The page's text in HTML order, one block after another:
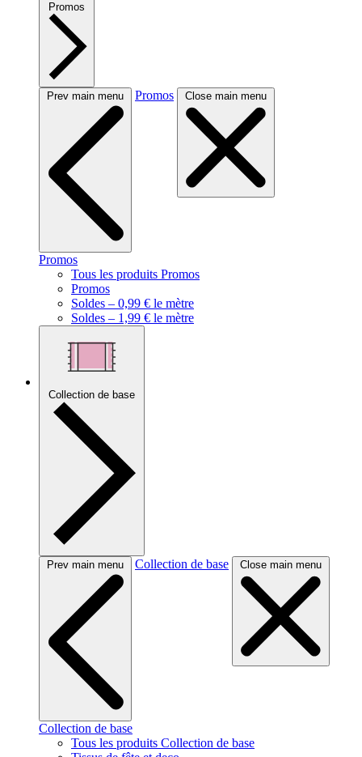
Promos
Prev main menu Promos Close main menu
Promos
Tous les produits Promos
Promos
Soldes – 0,99 € le mètre
Soldes – 1,99 € le mètre
Collection de base
Prev main menu Collection de base Close main menu
Collection de base
Tous les produits Collection de base